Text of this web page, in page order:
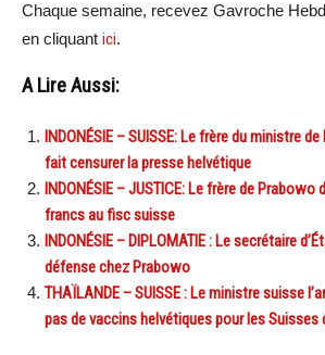
Chaque semaine, recevez Gavroche
en cliquant ici.
A Lire Aussi:
INDONÉSIE – SUISSE: Le frère du ministre
fait censurer la presse helvétique
INDONÉSIE – JUSTICE: Le frère de
francs au fisc suisse
INDONÉSIE – DIPLOMATIE : Le secrétaire
défense chez Prabowo
THAÏLANDE – SUISSE : Le ministre suisse
pas de vaccins helvétiques pour les Suisses